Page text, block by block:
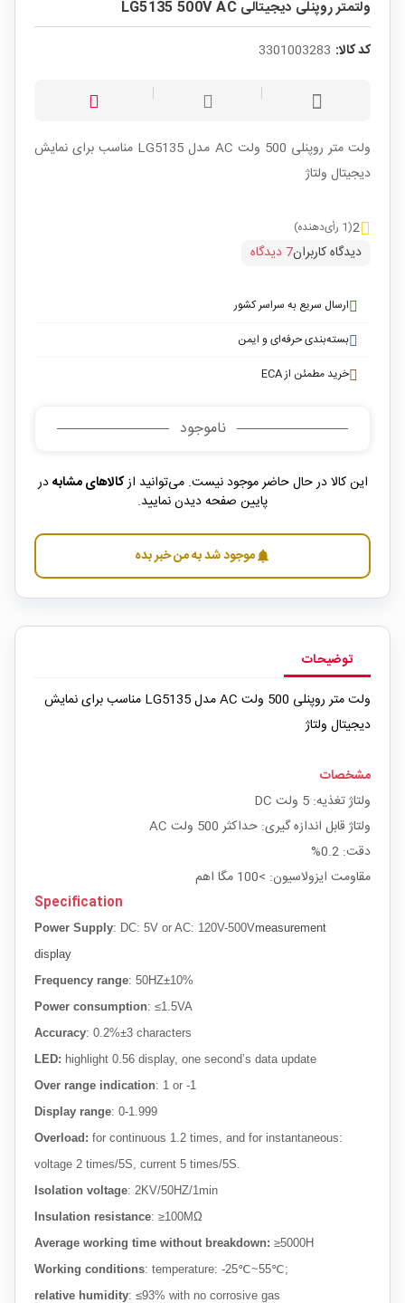
ولتمتر روپنلی دیجیتالی LG5135 500V AC
کد کالا: 3301003283
ولت متر روپنلی 500 ولت AC مدل LG5135 مناسب برای نمایش
دیجیتال ولتاژ
2(1 رأی‌دهنده)
دیدگاه کاربران7 دیدگاه
ارسال سریع به سراسر کشور
بسته‌بندی حرفه‌ای و ایمن
خرید مطمئن از ECA
ناموجود
این کالا در حال حاضر موجود نیست. می‌توانید ازکالاهای مشابهدر
پایین صفحه دیدن نمایید.
notificationsموجود شد به من خبر بده
توضیحات
ولت متر روپنلی 500 ولت AC مدل LG5135 مناسب برای نمایش
دیجیتال ولتاژ
مشخصات
ولتاژ تغذیه: 5 ولت DC
ولتاژ قابل اندازه گیری: حداکثر 500 ولت AC
دقت: 0.2%
مقاومت ایزولاسیون: >100 مگا اهم
Specification
Power Supply: DC: 5V or AC: 120V-500Vmeasurement
display
Frequency range: 50HZ±10%
Power consumption: ≤1.5VA
Accuracy: 0.2%±3 characters
LED: highlight 0.56 display, one second’s data update
Over range indication: 1 or -1
Display range: 0-1.999
Overload: for continuous 1.2 times, and for instantaneous:
voltage 2 times/5S, current 5 times/5S.
Isolation voltage: 2KV/50HZ/1min
Insulation resistance: ≥100MΩ
Average working time without breakdown: ≥5000H
Working conditions: temperature: -25℃~55℃;
relative humidity: ≤93% with no corrosive gas